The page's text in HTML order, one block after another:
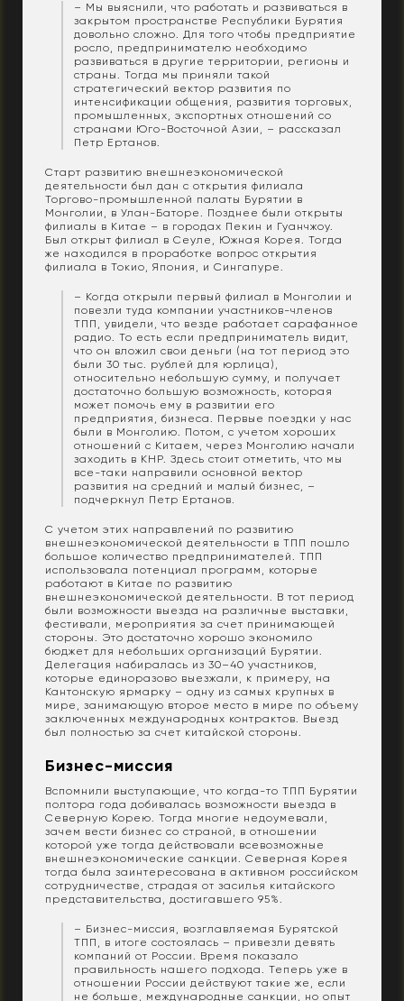
– Мы выяснили, что работать и развиваться в
закрытом пространстве Республики Бурятия
довольно сложно. Для того чтобы предприятие
росло, предпринимателю необходимо
развиваться в другие территории, регионы и
страны. Тогда мы приняли такой
стратегический вектор развития по
интенсификации общения, развития торговых,
промышленных, экспортных отношений со
странами Юго-Восточной Азии, – рассказал
Петр Ертанов.
Старт развитию внешнеэкономической
деятельности был дан с открытия филиала
Торгово-промышленной палаты Бурятии в
Монголии, в Улан-Баторе. Позднее были открыты
филиалы в Китае – в городах Пекин и Гуанчжоу.
Был открыт филиал в Сеуле, Южная Корея. Тогда
же находился в проработке вопрос открытия
филиала в Токио, Япония, и Сингапуре.
– Когда открыли первый филиал в Монголии и
повезли туда компании участников-членов
ТПП, увидели, что везде работает сарафанное
радио. То есть если предприниматель видит,
что он вложил свои деньги (на тот период это
были 30 тыс. рублей для юрлица),
относительно небольшую сумму, и получает
достаточно большую возможность, которая
может помочь ему в развитии его
предприятия, бизнеса. Первые поездки у нас
были в Монголию. Потом, с учетом хороших
отношений с Китаем, через Монголию начали
заходить в КНР. Здесь стоит отметить, что мы
все-таки направили основной вектор
развития на средний и малый бизнес, –
подчеркнул Петр Ертанов.
С учетом этих направлений по развитию
внешнеэкономической деятельности в ТПП пошло
большое количество предпринимателей. ТПП
использовала потенциал программ, которые
работают в Китае по развитию
внешнеэкономической деятельности. В тот период
были возможности выезда на различные выставки,
фестивали, мероприятия за счет принимающей
стороны. Это достаточно хорошо экономило
бюджет для небольших организаций Бурятии.
Делегация набиралась из 30–40 участников,
которые единоразово выезжали, к примеру, на
Кантонскую ярмарку – одну из самых крупных в
мире, занимающую второе место в мире по объему
заключенных международных контрактов. Выезд
был полностью за счет китайской стороны.
Бизнес-миссия
Вспомнили выступающие, что когда-то ТПП Бурятии
полтора года добивалась возможности выезда в
Северную Корею. Тогда многие недоумевали,
зачем вести бизнес со страной, в отношении
которой уже тогда действовали всевозможные
внешнеэкономические санкции. Северная Корея
тогда была заинтересована в активном российском
сотрудничестве, страдая от засилья китайского
представительства, достигавшего 95%.
– Бизнес-миссия, возглавляемая Бурятской
ТПП, в итоге состоялась – привезли девять
компаний от России. Время показало
правильность нашего подхода. Теперь уже в
отношении России действуют такие же, если
не больше, международные санкции, но опыт